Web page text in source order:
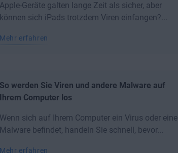
Apple-Geräte galten lange Zeit als sicher, aber
können sich iPads trotzdem Viren einfangen?...
Mehr erfahren
So werden Sie Viren und andere Malware auf
Ihrem Computer los
Wenn sich auf Ihrem Computer ein Virus oder eine
Malware befindet, handeln Sie schnell, bevor...
Mehr erfahren